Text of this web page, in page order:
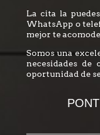
La cita la
WhatsApp o
mejor te
Somos una
necesidades de
oportunidad de